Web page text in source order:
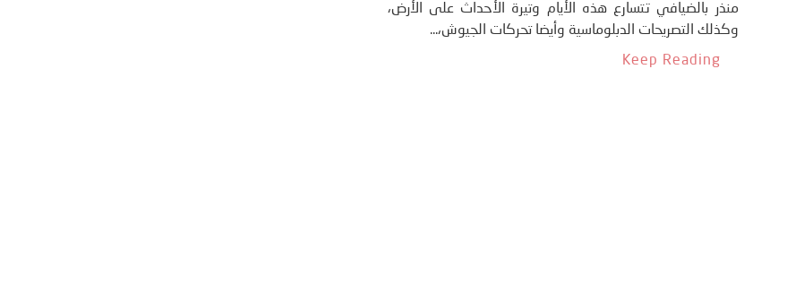
منذر بالضيافي تتسارع هذه الأيام وتيرة الأحداث على الأرض،
وكذلك التصريحات الدبلوماسية وأيضا تحركات الجيوش،...
Keep Reading